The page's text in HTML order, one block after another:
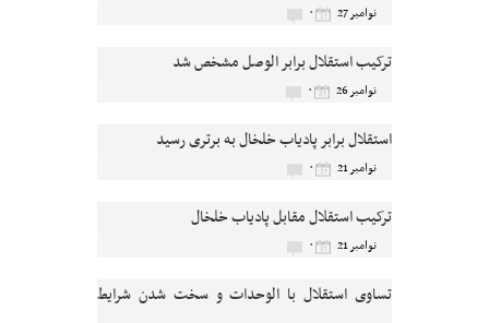
نوامبر 27 ۰
ترکیب استقلال برابر الوصل مشخص شد
نوامبر 26 ۰
استقلال برابر پادیاب خلخال به برتری رسید
نوامبر 21 ۰
ترکیب استقلال مقابل پادیاب خلخال
نوامبر 21 ۰
تساوی استقلال با الوحدات و سخت شدن شرایط